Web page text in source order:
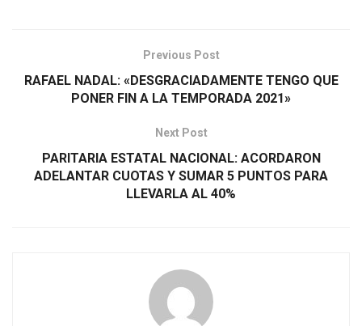
Previous Post
RAFAEL NADAL: «DESGRACIADAMENTE TENGO QUE
PONER FIN A LA TEMPORADA 2021»
Next Post
PARITARIA ESTATAL NACIONAL: ACORDARON
ADELANTAR CUOTAS Y SUMAR 5 PUNTOS PARA
LLEVARLA AL 40%